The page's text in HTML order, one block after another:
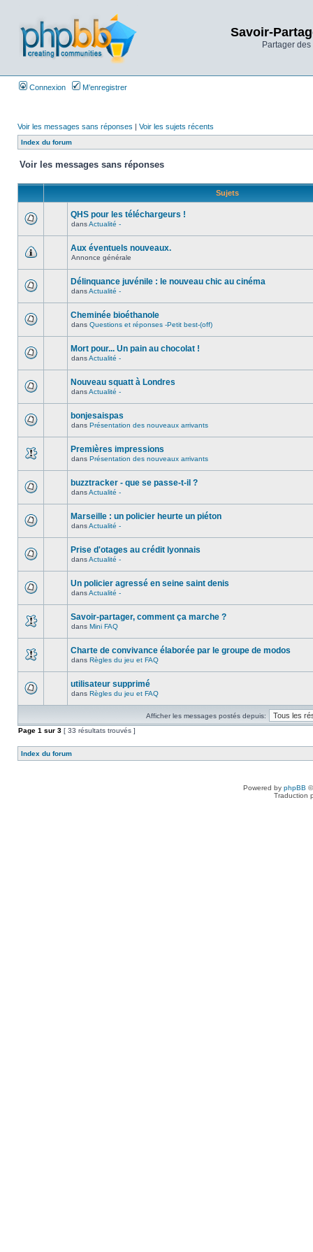
Savoir-
Partager
Connexion M’enregistrer
Voir les messages sans réponses | Voir les sujets récents
Index du forum
Voir les messages sans réponses
Sujets
QHS pour les téléchargeurs !
dansActualité -
Aux éventuels nouveaux.
Annonce générale
Délinquance juvénile : le nouveau chic au cinéma
dansActualité -
Cheminée bioéthanole
dans Questions et réponses -Petit best-(off)
Mort pour... Un pain au chocolat !
dansActualité -
Nouveau squatt à Londres
dansActualité -
bonjesaispas
dans Présentation des nouveaux arrivants
Premières impressions
dans Présentation des nouveaux arrivants
buzztracker - que se passe-t-il ?
dansActualité -
Marseille : un policier heurte un piéton
dansActualité -
Prise d'otages au crédit lyonnais
dansActualité -
Un policier agressé en seine saint denis
dansActualité -
Savoir-partager, comment ça marche ?
dans Mini FAQ
Charte de convivance élaborée par le groupe de modos
dans Règles du jeu et FAQ
utilisateur supprimé
dans Règles du jeu et FAQ
Afficher les messages postés depuis:
Page 1 sur 3 [ 33 résultats trouvés ]
Index du forum
Powered by phpBB
Traduction